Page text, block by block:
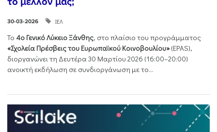
30-03-2026 ΙΕΛ
Το 4ο Γενικό Λύκειο Ξάνθης, στο πλαίσιο του προγράμματος
«Σχολεία Πρέσβεις του Ευρωπαϊκού Κοινοβουλίου»(EPAS),
διοργανώνει τη Δευτέρα 30 Μαρτίου 2026 (16:00–20:00)
ανοικτή εκδήλωση σε συνδιοργάνωση με το...